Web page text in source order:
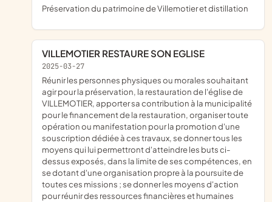
préservation du patrimoine de Villemotier et distillation
VILLEMOTIER RESTAURE SON EGLISE
2025-03-27
réunir les personnes physiques ou morales souhaitant
agir pour la préservation, la restauration de l'église de
VILLEMOTIER, apporter sa contribution à la municipalité
pour le financement de la restauration, organiser toute
opération ou manifestation pour la promotion d'une
souscription dédiée à ces travaux, se donner tous les
moyens qui lui permettront d'atteindre les buts ci-
dessus exposés, dans la limite de ses compétences, en
se dotant d'une organisation propre à la poursuite de
toutes ces missions ; se donner les moyens d'action
pour réunir des ressources financières et humaines